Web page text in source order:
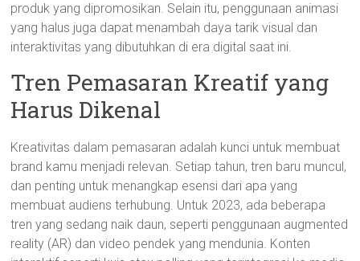
produk yang dipromosikan. Selain itu, penggunaan animasi
yang halus juga dapat menambah daya tarik visual dan
interaktivitas yang dibutuhkan di era digital saat ini.
Tren Pemasaran Kreatif yang
Harus Dikenal
Kreativitas dalam pemasaran adalah kunci untuk membuat
brand kamu menjadi relevan. Setiap tahun, tren baru muncul,
dan penting untuk menangkap esensi dari apa yang
membuat audiens terhubung. Untuk 2023, ada beberapa
tren yang sedang naik daun, seperti penggunaan augmented
reality (AR) dan video pendek yang mendunia. Konten